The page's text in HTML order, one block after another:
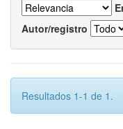
Autor/registro
Resultados 1-1 de 1.